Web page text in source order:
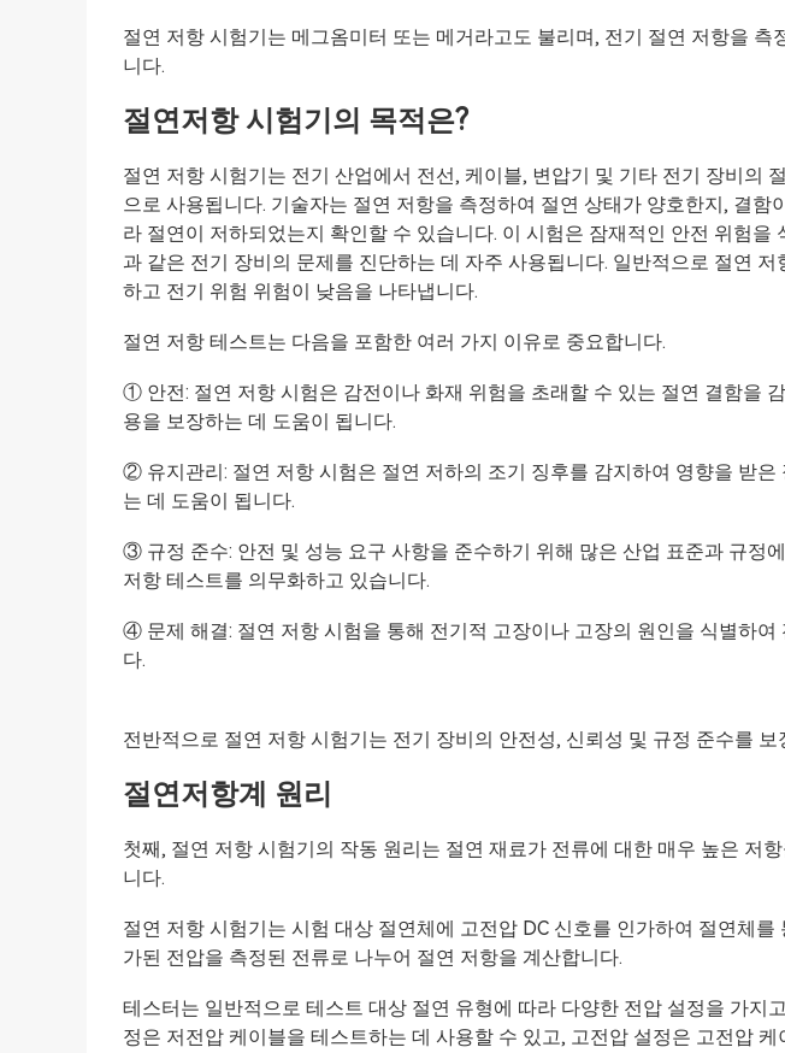
절연 저항 시험기는 메그옴미터 또는 메거라고도 불리며, 전기 절연 저항을 측
니다.
절연저항 시험기의 목적은?
절연 저항 시험기는 전기 산업에서 전선, 케이블, 변압기 및 기타 전기 장비의
으로 사용됩니다. 기술자는 절연 저항을 측정하여 절연 상태가 양호한지, 결함
라 절연이 저하되었는지 확인할 수 있습니다. 이 시험은 잠재적인 안전 위험을
과 같은 전기 장비의 문제를 진단하는 데 자주 사용됩니다. 일반적으로 절연
하고 전기 위험 위험이 낮음을 나타냅니다.
절연 저항 테스트는 다음을 포함한 여러 가지 이유로 중요합니다.
① 안전: 절연 저항 시험은 감전이나 화재 위험을 초래할 수 있는 절연 결함을
용을 보장하는 데 도움이 됩니다.
② 유지관리: 절연 저항 시험은 절연 저하의 조기 징후를 감지하여 영향을 받은
는 데 도움이 됩니다.
③ 규정 준수: 안전 및 성능 요구 사항을 준수하기 위해 많은 산업 표준과 규정
저항 테스트를 의무화하고 있습니다.
④ 문제 해결: 절연 저항 시험을 통해 전기적 고장이나 고장의 원인을 식별하여
다.
전반적으로 절연 저항 시험기는 전기 장비의 안전성, 신뢰성 및 규정 준수를
절연저항계 원리
첫째, 절연 저항 시험기의 작동 원리는 절연 재료가 전류에 대한 매우 높은 저
니다.
절연 저항 시험기는 시험 대상 절연체에 고전압 DC 신호를 인가하여 절연체를
가된 전압을 측정된 전류로 나누어 절연 저항을 계산합니다.
테스터는 일반적으로 테스트 대상 절연 유형에 따라 다양한 전압 설정을 가지
정은 저전압 케이블을 테스트하는 데 사용할 수 있고, 고전압 설정은 고전압